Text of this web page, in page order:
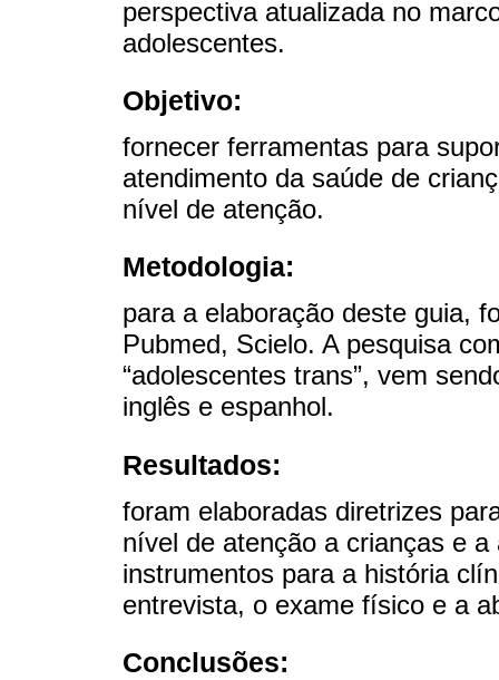
perspectiva atualizada no
adolescentes.
Objetivo:
fornecer ferramentas para
atendimento da saúde de
nível de atenção.
Metodologia:
para a elaboração deste guia,
Pubmed, Scielo. A pesquisa
“adolescentes trans”, vem
inglês e espanhol.
Resultados:
foram elaboradas diretrizes
nível de atenção a crianças e
instrumentos para a história
entrevista, o exame físico e a
Conclusões: